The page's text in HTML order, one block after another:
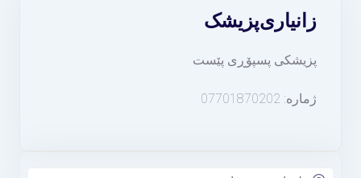
پزیشکزانیاری
پزیشکی پسپۆڕی پێست
ژمارە: 07701870202